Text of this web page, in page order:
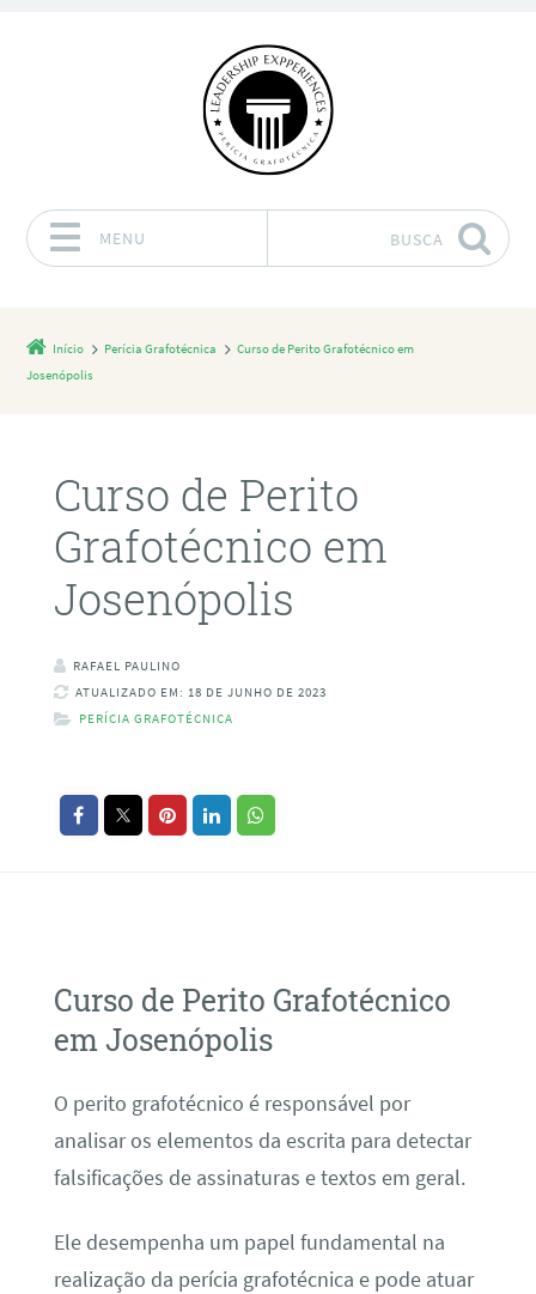
MENU BUSCA
Início Perícia Grafotécnica
Curso de Perito Grafotécnico em
Josenópolis
Curso de Perito
Grafotécnico em
Josenópolis
RAFAEL PAULINO
ATUALIZADO EM: 18 DE JUNHO DE 2023
PERÍCIA GRAFOTÉCNICA
Curso de Perito Grafotécnico
em Josenópolis
O perito grafotécnico é responsável por
analisar os elementos da escrita para detectar
falsificações de assinaturas e textos em geral.
Ele desempenha um papel fundamental na
realização da perícia grafotécnica e pode atuar